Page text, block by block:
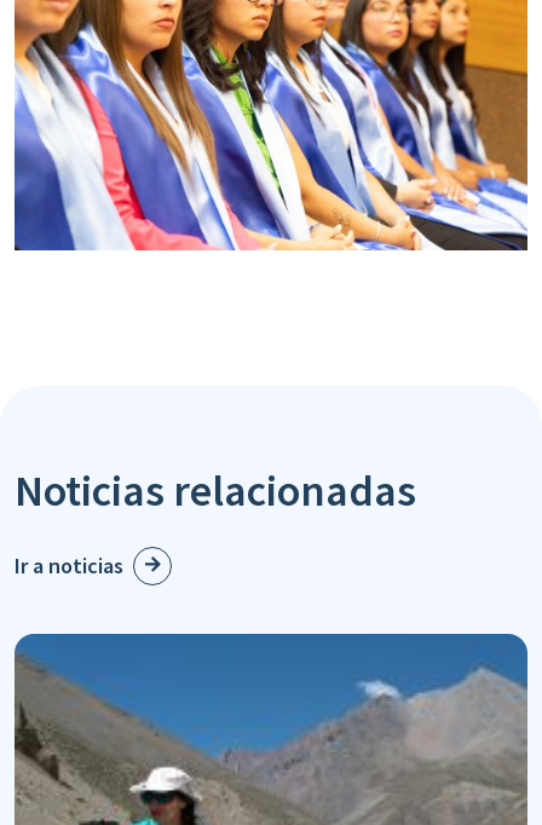
Noticias relacionadas
Ir a noticias